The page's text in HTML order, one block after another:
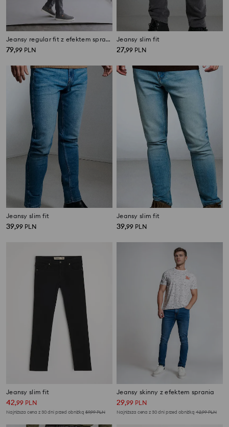
Jeansy regular fit z efektem sprania
79,99 PLN
Jeansy slim fit
27,99 PLN
Jeansy slim fit
39,99 PLN
Jeansy slim fit
39,99 PLN
Jeansy slim fit
42,99 PLN
Najniższa cena z 30 dni przed obniżką 59,99PLN
Jeansy skinny z efektem sprania
29,99 PLN
Najniższa cena z 30 dni przed obniżką 42,99PLN